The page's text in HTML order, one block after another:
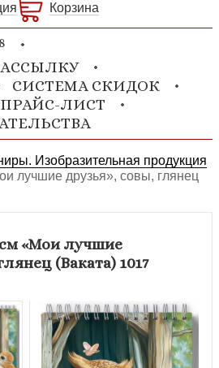
Корзина
СИСТЕМА СКИДОК
ПРАЙС-ЛИСТ
Изобразительная продукция
лучшие друзья», совы, глянец
«Мои лучшие
(Ваката) 1017